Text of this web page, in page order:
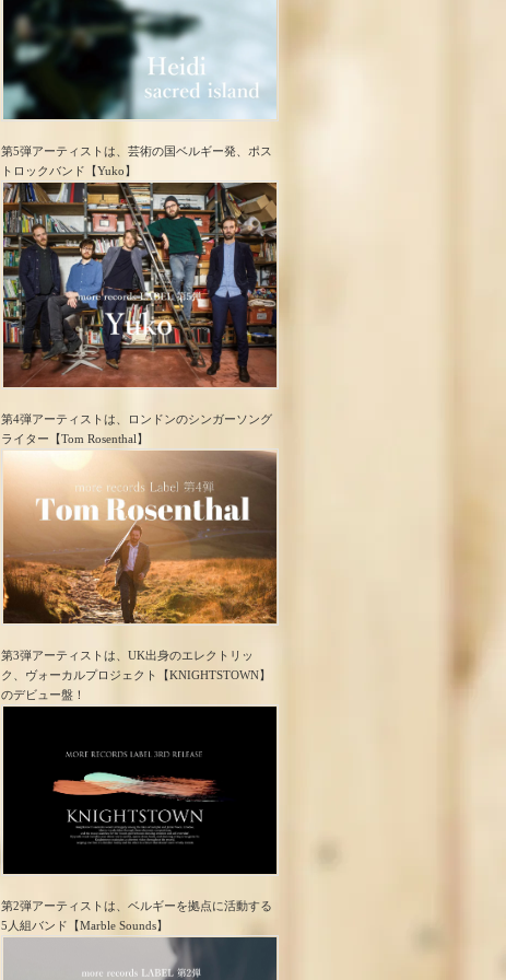
第5弾アーティストは、芸術の国ベルギー発、ポス
トロック​バンド【Yuko】
第4弾アーティストは、ロンドンのシンガーソング
ライター【Tom Rosenthal】
第3弾アーティストは、UK出身のエレクトリッ
ク、ヴォーカルプロジェクト【KNIGHTSTOWN】
のデビュー盤！
第2弾アーティストは、ベルギーを拠点に活動する
5人組バンド【Marble Sounds】